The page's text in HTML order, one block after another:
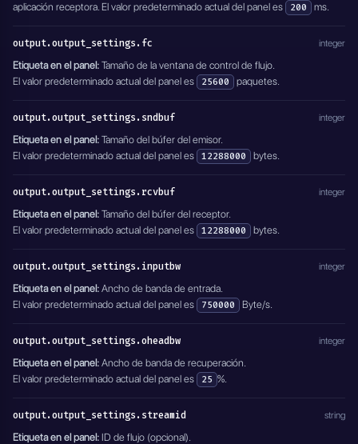
aplicación receptora. El valor predeterminado actual del panel es
200 ms.
output.output_settings.fc integer
Etiqueta en el panel: Tamaño de la ventana de control de flujo.
El valor predeterminado actual del panel es
25600 paquetes.
output.output_settings.sndbuf integer
Etiqueta en el panel: Tamaño del búfer del emisor.
El valor predeterminado actual del panel es 12288000 bytes.
output.output_settings.rcvbuf integer
Etiqueta en el panel: Tamaño del búfer del receptor.
El valor predeterminado actual del panel es 12288000 bytes.
output.output_settings.inputbw integer
Etiqueta en el panel: Ancho de banda de entrada.
El valor predeterminado actual del panel es
750000 Byte/s.
output.output_settings.oheadbw integer
Etiqueta en el panel: Ancho de banda de recuperación.
El valor predeterminado actual del panel es
25 %.
output.output_settings.streamid string
Etiqueta en el panel: ID de flujo (opcional).